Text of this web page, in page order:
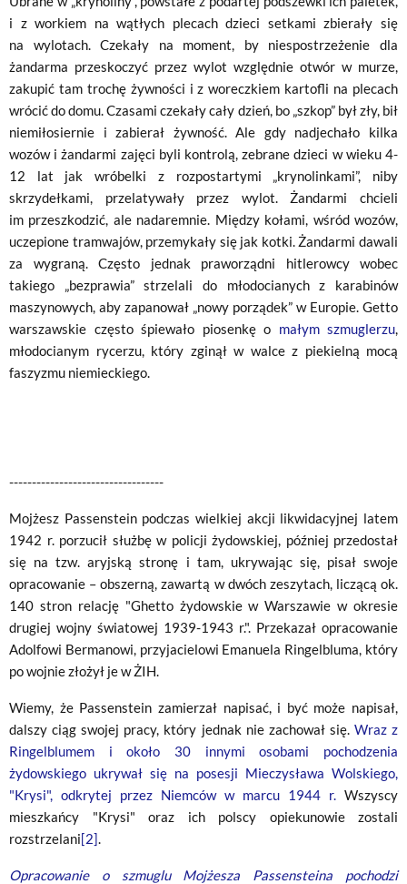
i z workiem na wątłych plecach dzieci setkami zbierały się
na wylotach. Czekały na moment, by niespostrzeżenie dla
żandarma przeskoczyć przez wylot względnie otwór w murze,
zakupić tam trochę żywności i z woreczkiem kartofli na plecach
wrócić do domu. Czasami czekały cały dzień, bo „szkop” był zły, bił
niemiłosiernie i zabierał żywność. Ale gdy nadjechało kilka
wozów i żandarmi zajęci byli kontrolą, zebrane dzieci w wieku 4-
12 lat jak wróbelki z rozpostartymi „krynolinkami”, niby
skrzydełkami, przelatywały przez wylot. Żandarmi chcieli
im przeszkodzić, ale nadaremnie. Między kołami, wśród wozów,
uczepione tramwajów, przemykały się jak kotki. Żandarmi dawali
za wygraną. Często jednak praworządni hitlerowcy wobec
takiego „bezprawia” strzelali do młodocianych z karabinów
maszynowych, aby zapanował „nowy porządek” w Europie. Getto
warszawskie często śpiewało piosenkę o małym szmuglerzu,
młodocianym rycerzu, który zginął w walce z piekielną mocą
faszyzmu niemieckiego.
----------------------------------
Mojżesz Passenstein podczas wielkiej akcji likwidacyjnej latem
1942 r. porzucił służbę w policji żydowskiej, później przedostał
się na tzw. aryjską stronę i tam, ukrywając się, pisał swoje
opracowanie – obszerną, zawartą w dwóch zeszytach, liczącą ok.
140 stron relację "Ghetto żydowskie w Warszawie w okresie
drugiej wojny światowej 1939-1943 r.". Przekazał opracowanie
Adolfowi Bermanowi, przyjacielowi Emanuela Ringelbluma, który
po wojnie złożył je w ŻIH.
Wiemy, że Passenstein zamierzał napisać, i być może napisał,
dalszy ciąg swojej pracy, który jednak nie zachował się. Wraz z
Ringelblumem i około 30 innymi osobami pochodzenia
żydowskiego ukrywał się na posesji Mieczysława Wolskiego,
"Krysi", odkrytej przez Niemców w marcu 1944 r. Wszyscy
mieszkańcy "Krysi" oraz ich polscy opiekunowie zostali
rozstrzelani[2].
Opracowanie o szmuglu Mojżesza Passensteina pochodzi